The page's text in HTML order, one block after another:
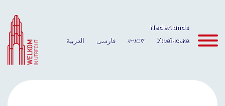
naar
de
inhoud
Nederlands
العربية
فارسی ትግርኛ Українська